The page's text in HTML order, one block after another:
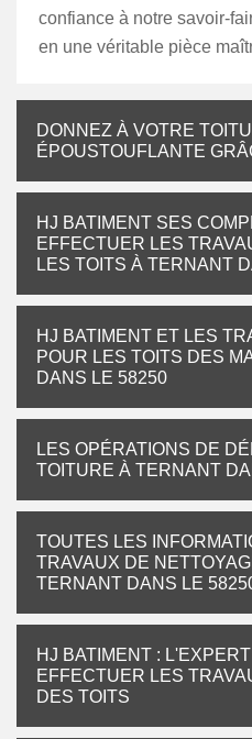
confiance à notre savoir-
en une véritable pièce
DONNEZ À VOTRE
ÉPOUSTOUFLANTE
HJ BATIMENT SES
EFFECTUER LES
LES TOITS À TERNANT
HJ BATIMENT ET LES
POUR LES TOITS DES
DANS LE 58250
LES OPÉRATIONS DE
TOITURE À TERNANT
TOUTES LES
TRAVAUX DE
TERNANT DANS LE
HJ BATIMENT :
EFFECTUER LES
DES TOITS